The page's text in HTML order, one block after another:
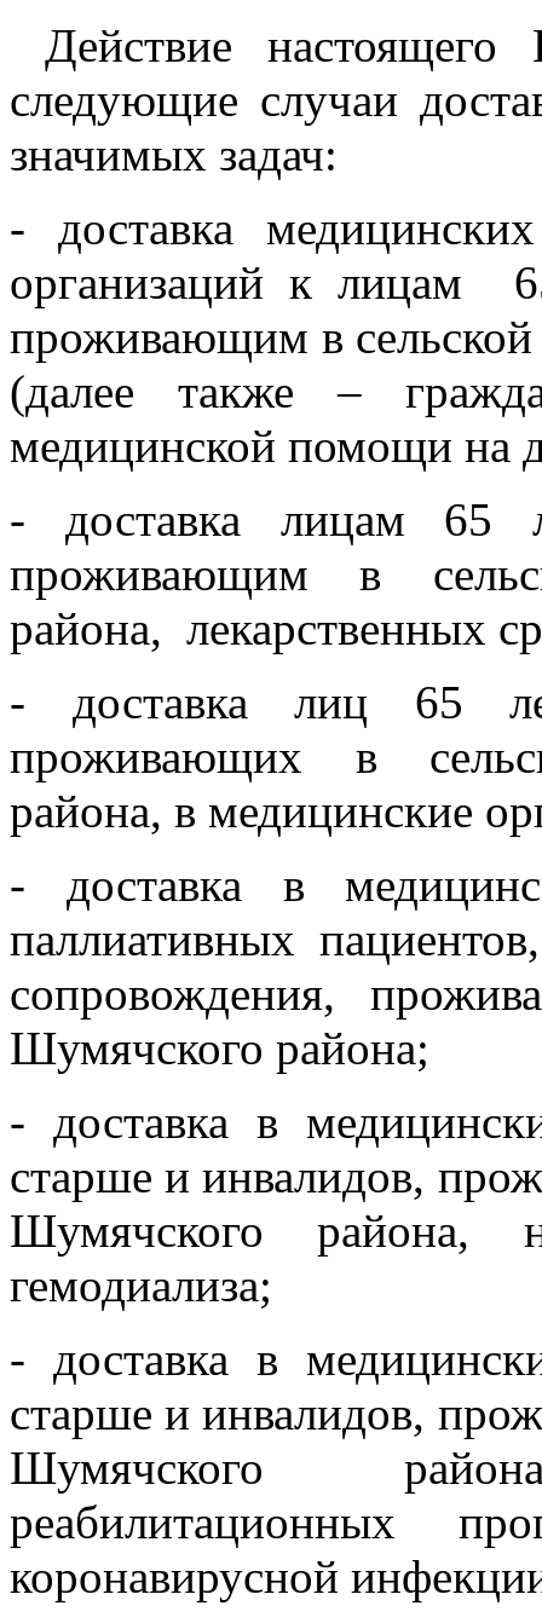
Действие настоящего
следующие случаи
значимых задач:
- доставка
организаций к лицам
проживающим в
(далее также –
медицинской помощи на
- доставка лицам 65
проживающим в
района, лекарственных
- доставка лиц 65
проживающих в
района, в медицинские
- доставка в
паллиативных
сопровождения,
Шумячского района;
- доставка в
старше и инвалидов,
Шумячского района,
гемодиализа;
- доставка в
старше и инвалидов,
Шумячского
реабилитационных
коронавирусной